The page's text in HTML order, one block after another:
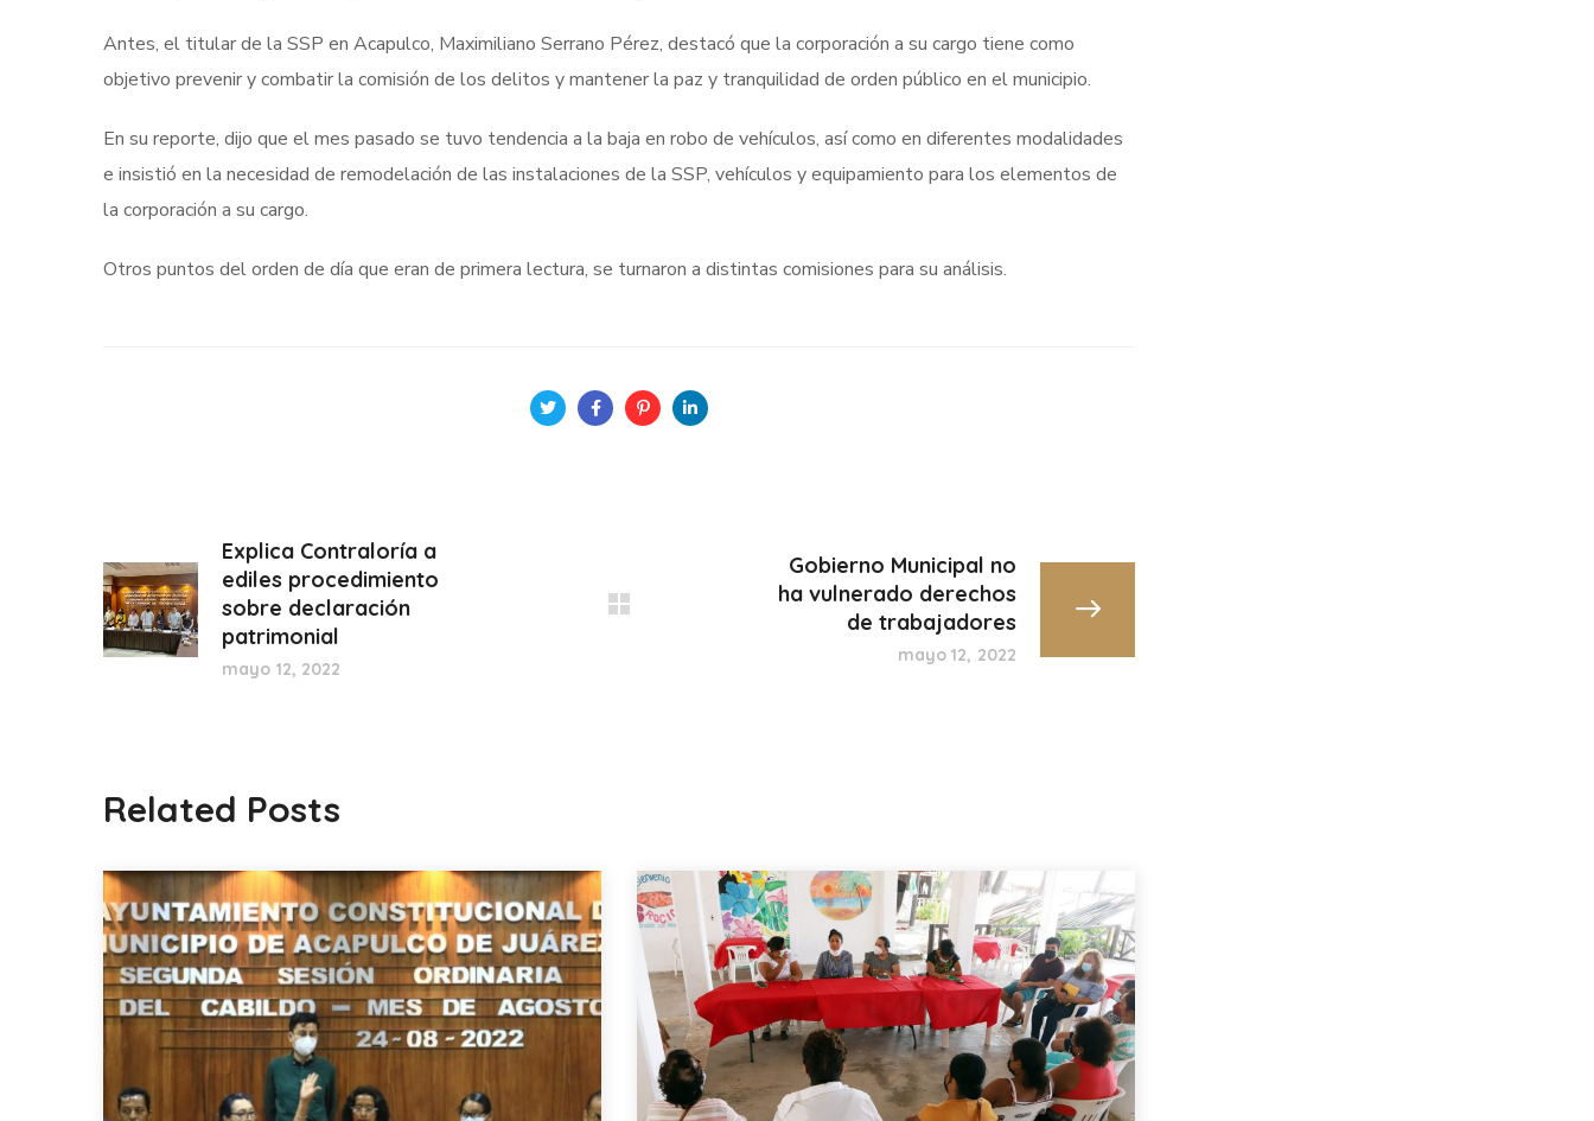
Antes, el titular de la SSP en Acapulco, Maximiliano Serrano Pérez, destacó que la corporación a su cargo tiene como
objetivo prevenir y combatir la comisión de los delitos y mantener la paz y tranquilidad de orden público en el municipio.
En su reporte, dijo que el mes pasado se tuvo tendencia a la baja en robo de vehículos, así como en diferentes modalidades
e insistió en la necesidad de remodelación de las instalaciones de la SSP, vehículos y equipamiento para los elementos de
la corporación a su cargo.
Otros puntos del orden de día que eran de primera lectura, se turnaron a distintas comisiones para su análisis.
Explica Contraloría a
ediles procedimiento
sobre declaración
patrimonial
mayo 12, 2022
Gobierno Municipal no
ha vulnerado derechos
de trabajadores
mayo 12, 2022
Related Posts